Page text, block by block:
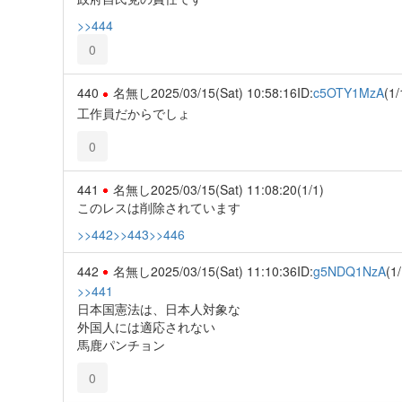
>>444
0
440 名無し2025/03/15(Sat) 10:58:16ID:c5OTY1MzA
工作員だからでしょ
0
441 名無し2025/03/15(Sat) 11:08:20(1/1)
このレスは削除されています
>>442>>443>>446
442 名無し2025/03/15(Sat) 11:10:36ID:g5NDQ1NzA
>>441
日本国憲法は、日本人対象な
外国人には適応されない
馬鹿パンチョン
0